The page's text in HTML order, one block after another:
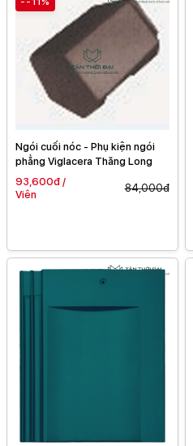
Ngói cuối nóc - Phụ kiện ngói
phẳng Viglacera Thăng Long
93,600đ /
Viên
84,000đ